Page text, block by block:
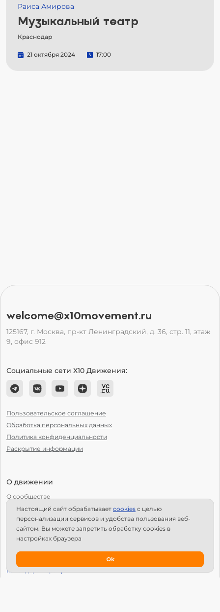
Раиса Амирова
Музыкальный театр
Краснодар
21 октября 2024 17:00
welcome@x10movement.ru
125167, г. Москва, пр-кт Ленинградский, д. 36, стр. 11, этаж
9, офис 912
Социальные сети Х10 Движения:
Пользовательское соглашение
Обработка персональных данных
Политика конфиденциальности
Раскрытие информации
О движении
О сообществе
С чего начать?
Структура Х10
Как стать региональным лидером?
Календарь мероприятий
Настоящий сайт обрабатывает сookies с целью
персонализации сервисов и удобства пользования веб-
сайтом. Вы можете запретить обработку сookies в
настройках браузера
Ok